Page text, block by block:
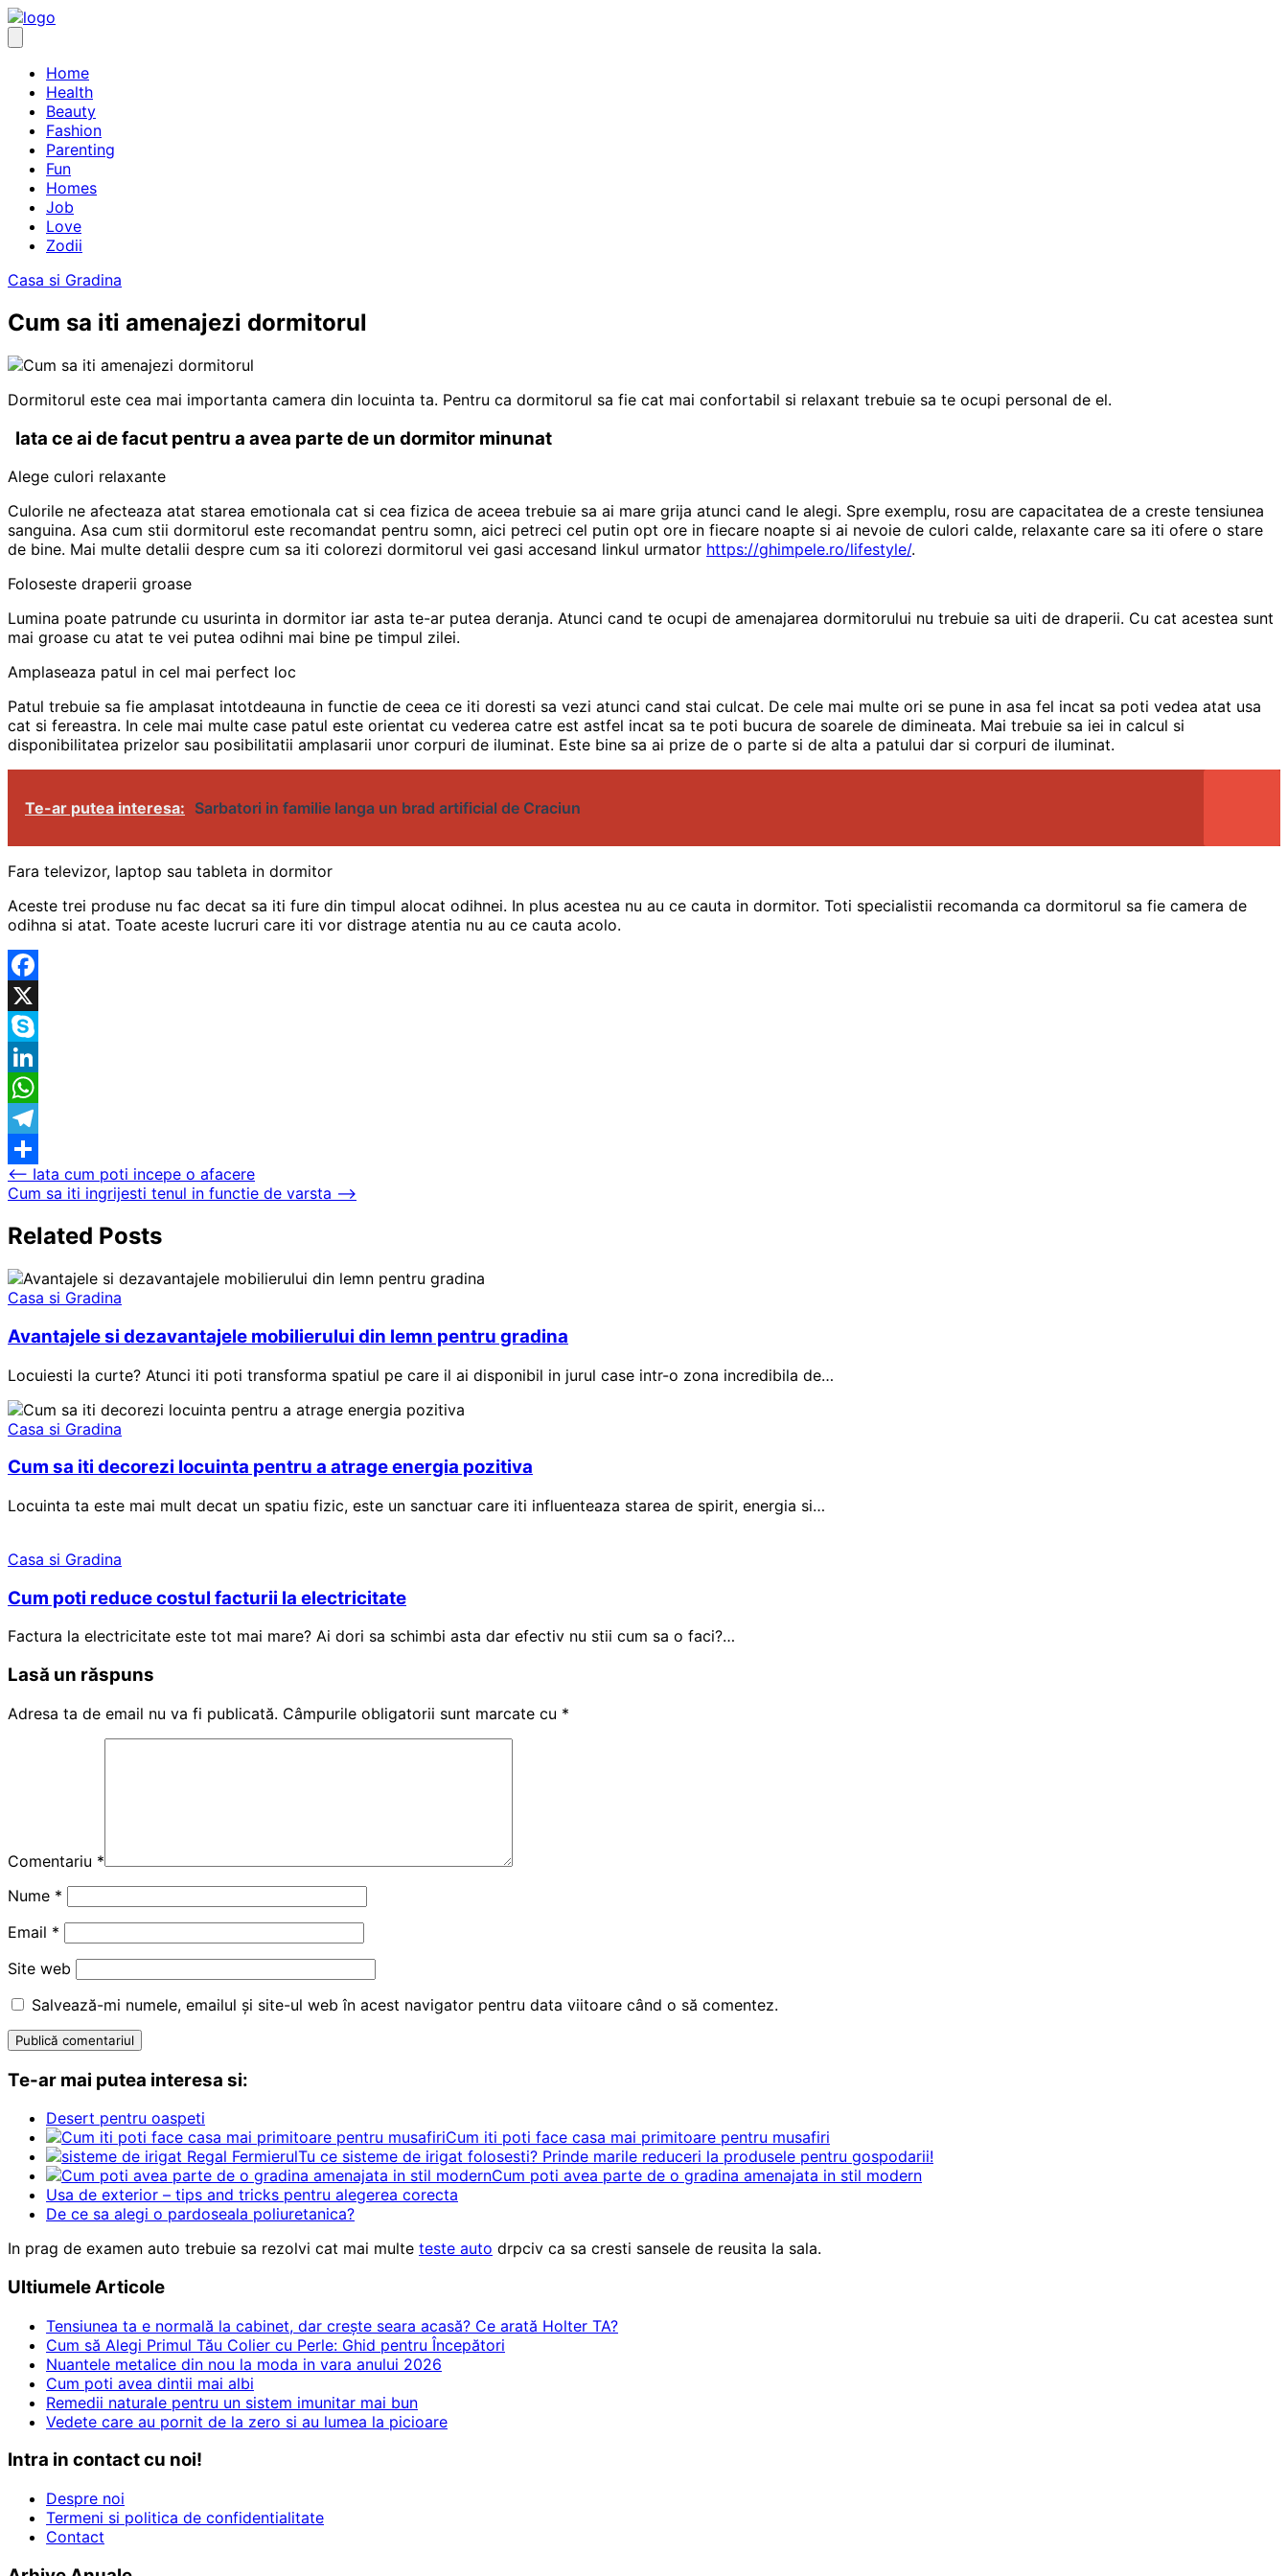
Skip
to
Home
Health
Beauty
Fashion
Parenting
Fun
Homes
Job
Love
Zodii
Casa si Gradina
Cum sa iti amenajezi dormitorul
Dormitorul este cea mai importanta camera din locuinta ta. Pentru ca dormitorul sa fie cat mai confortabil si relaxant trebuie sa te ocupi personal de el.
Iata ce ai de facut pentru a avea parte de un dormitor minunat
Alege culori relaxante
Culorile ne afecteaza atat starea emotionala cat si cea fizica de aceea trebuie sa ai mare grija atunci cand le alegi. Spre exemplu, rosu are capacitatea de a creste tensiunea
sanguina. Asa cum stii dormitorul este recomandat pentru somn, aici petreci cel putin opt ore in fiecare noapte si ai nevoie de culori calde, relaxante care sa iti ofere o stare
de bine. Mai multe detalii despre cum sa iti colorezi dormitorul vei gasi accesand linkul urmator https://ghimpele.ro/lifestyle/.
Foloseste draperii groase
Lumina poate patrunde cu usurinta in dormitor iar asta te-ar putea deranja. Atunci cand te ocupi de amenajarea dormitorului nu trebuie sa uiti de draperii. Cu cat acestea sunt
mai groase cu atat te vei putea odihni mai bine pe timpul zilei.
Amplaseaza patul in cel mai perfect loc
Patul trebuie sa fie amplasat intotdeauna in functie de ceea ce iti doresti sa vezi atunci cand stai culcat. De cele mai multe ori se pune in asa fel incat sa poti vedea atat usa
cat si fereastra. In cele mai multe case patul este orientat cu vederea catre est astfel incat sa te poti bucura de soarele de dimineata. Mai trebuie sa iei in calcul si
disponibilitatea prizelor sau posibilitatii amplasarii unor corpuri de iluminat. Este bine sa ai prize de o parte si de alta a patului dar si corpuri de iluminat.
Te-ar putea interesa: Sarbatori in familie langa un brad artificial de Craciun
Fara televizor, laptop sau tableta in dormitor
Aceste trei produse nu fac decat sa iti fure din timpul alocat odihnei. In plus acestea nu au ce cauta in dormitor. Toti specialistii recomanda ca dormitorul sa fie camera de
odihna si atat. Toate aceste lucruri care iti vor distrage atentia nu au ce cauta acolo.
Facebook
X
Skype
LinkedIn
WhatsApp
Telegram
Partajează
Navigare
în
articole
⟵ Iata cum poti incepe o afacere
Cum sa iti ingrijesti tenul in functie de varsta ⟶
Related Posts
Casa si Gradina
Avantajele si dezavantajele mobilierului din lemn pentru gradina
Locuiesti la curte? Atunci iti poti transforma spatiul pe care il ai disponibil in jurul case intr-o zona incredibila de…
Casa si Gradina
Cum sa iti decorezi locuinta pentru a atrage energia pozitiva
Locuinta ta este mai mult decat un spatiu fizic, este un sanctuar care iti influenteaza starea de spirit, energia si…
Casa si Gradina
Cum poti reduce costul facturii la electricitate
Factura la electricitate este tot mai mare? Ai dori sa schimbi asta dar efectiv nu stii cum sa o faci?…
Lasă un răspuns
Adresa ta de email nu va fi publicată. Câmpurile obligatorii sunt marcate cu *
Comentariu *
Nume *
Email *
Site web
Salvează-mi numele, emailul și site-ul web în acest navigator pentru data viitoare când o să comentez.
Te-ar mai putea interesa si:
Desert pentru oaspeti
Cum iti poti face casa mai primitoare pentru musafiri
Tu ce sisteme de irigat folosesti? Prinde marile reduceri la produsele pentru gospodarii!
Cum poti avea parte de o gradina amenajata in stil modern
Usa de exterior – tips and tricks pentru alegerea corecta
De ce sa alegi o pardoseala poliuretanica?
In prag de examen auto trebuie sa rezolvi cat mai multe teste auto drpciv ca sa cresti sansele de reusita la sala.
Ultiumele Articole
Tensiunea ta e normală la cabinet, dar crește seara acasă? Ce arată Holter TA?
Cum să Alegi Primul Tău Colier cu Perle: Ghid pentru Începători
Nuantele metalice din nou la moda in vara anului 2026
Cum poti avea dintii mai albi
Remedii naturale pentru un sistem imunitar mai bun
Vedete care au pornit de la zero si au lumea la picioare
Intra in contact cu noi!
Despre noi
Termeni si politica de confidentialitate
Contact